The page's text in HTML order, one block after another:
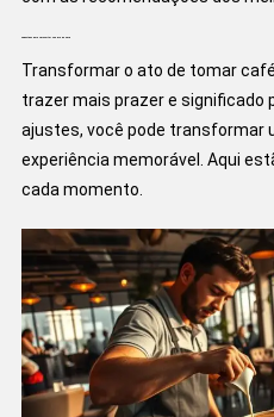
Sugestões para Aproveitar seu Dia de Café
Transformar o ato de tomar
trazer mais prazer e significado
ajustes, você pode transformar
experiência memorável. Aqui
cada momento.